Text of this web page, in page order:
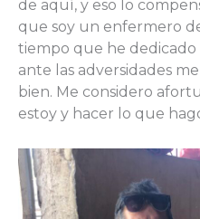
de aquí, y eso lo
que soy un enfermero
tiempo que he dedicado
ante las adversidades
bien. Me considero
estoy y hacer lo que